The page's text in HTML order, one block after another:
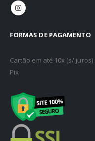
FORMAS DE PAGAMENTO
Cartão em até 10x (s/ juros)
Pix